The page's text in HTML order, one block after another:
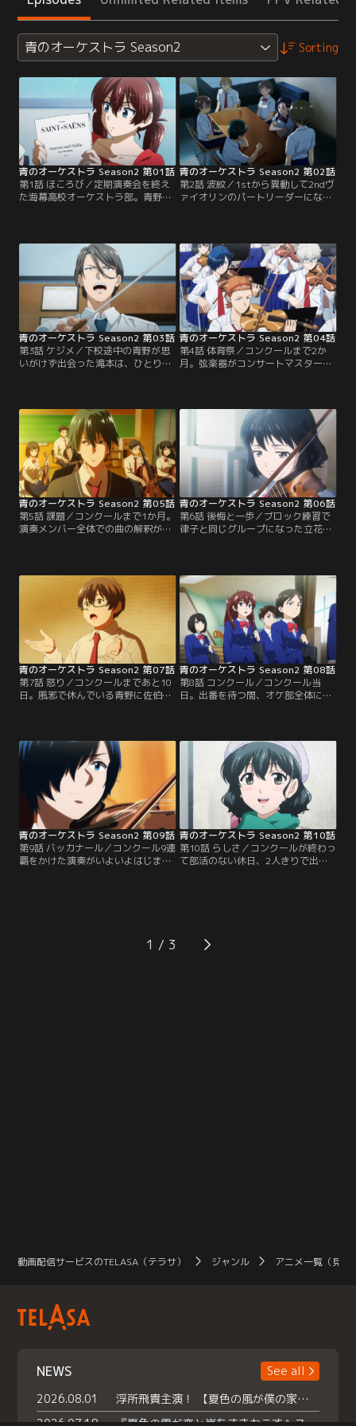
青のオーケストラ Season2 Sorting
青のオーケストラ Season2 第01話
第1話 ほころび／定期演奏会を終え
た海幕高校オーケストラ部。青野た
目指し始動する。しかし初日の朝
練、ヴァイオリンの人数が思いのほ
か少ない。さらにパーカッションの
セクションリーダー・佐久間が、新
コンサートマスターの羽鳥そして弦
楽器のメンバーを…。
青のオーケストラ Season2 第02話
第2話 波紋／1stから異動して2ndヴ
ァイオリンのパートリーダーになっ
たちに責められても、滝本はのらり
くらりとかわし続け、理由を明かさ
なかった。ついには2ndメンバーの
不満が爆発、滝本に詰め寄る。その
様子を目撃してしまう青野。
青のオーケストラ Season2 第03話
第3話 ケジメ／下校途中の青野が思
いがけず出会った滝本は、ひとり苦
活に意味を見つけられなくなった自
分の、冷めた思いと迷い。それは、
かつて父との関係をめぐって一度は
ヴァイオリンを手放した、青野の気
持ちと重なるものだった。
青のオーケストラ Season2 第04話
第4話 体育祭／コンクールまで2か
月。弦楽器がコンサートマスターの
うとする姿勢に、運動や行事が苦手
な青野も感化されるが、クラスで騎
馬戦の大将に選ばれてしまう。おじ
けづく青野に、同じく騎馬戦に出場
することになった佐伯は対抗意識を
燃やす。
青のオーケストラ Season2 第05話
第5話 課題／コンクールまで1か月。
演奏メンバー全体での曲の解釈が定
しまう。敵対関係の中での男女の愛
憎を描く、サン＝サーンスの歌劇
『サムソンとデリラ』より「バッカ
ナール」。優雅さと妖しさ、怒りと
悲しみ、嘘と秘密。青野と別のグル
ープになったハルは…。
青のオーケストラ Season2 第06話
第6話 後悔と一歩／ブロック練習で
律子と同じグループになった立花
何かと意識していると、律子は感じ
る。立花は律子に、コンクール金賞
常連だった中学の管弦楽部で佐久間
から部長を引き継いだこと、自身の
熱意と責任感が結果に届かなかった
苦い経験と後悔を語る。
青のオーケストラ Season2 第07話
第7話 怒り／コンクールまであと10
日。風邪で休んでいる青野に佐伯が
と指摘したが、その後の反省会では
リーダー以外に発言する部員はおら
ず、佐久間も黙っていたらしい。翌
日登校した青野は佐久間と怒りにつ
いて会話し…。
青のオーケストラ Season2 第08話
第8話 コンクール／コンクール当
日。出番を待つ間、オケ部全体に静
筒井は部長になると決断した日のこ
とを振り返っていた。観客席では、
元オケ部の3年生たちが強豪校の演
奏に感嘆。連覇を心配する柴田や米
沢を横目に、原田は羽鳥と交わした
言葉を思い出していた。
青のオーケストラ Season2 第09話
第9話 バッカナール／コンクール9連
覇をかけた演奏がいよいよはじま
身への怒りをヴァイオリンに込め
る。サムソンの怒りが全てを打ち壊
青のオーケストラ Season2 第10話
第10話 らしさ／コンクールが終わっ
て部活のない休日、2人きりで出か
れるハルだが、話題はいつしか律子
のことに。ハルは、自分が転校した
1
動画配信サービスのTELASA（テラサ） ジャンル アニメ一覧（見放
NEWS
See all
2026.08.01
浮所飛貴主演！ 【夏色の風が僕の家にやってきた】 本日よりテラサで独占配信スタート！